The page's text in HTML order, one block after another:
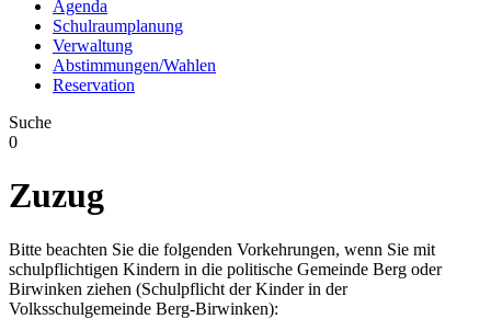
Agenda
Schulraumplanung
Verwaltung
Abstimmungen/Wahlen
Reservation
Suche
0
Zuzug
Bitte beachten Sie die folgenden Vorkehrungen, wenn Sie mit
schulpflichtigen Kindern in die politische Gemeinde Berg oder
Birwinken ziehen (Schulpflicht der Kinder in der
Volksschulgemeinde Berg-Birwinken):